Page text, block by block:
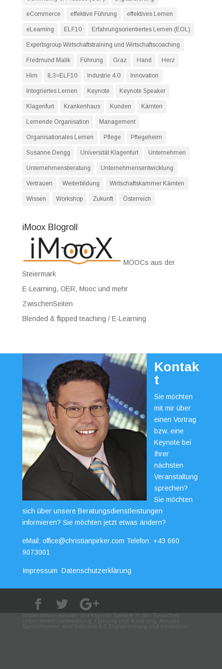
eCommerce effektive Führung effektives Lernen
eLearning ELF10 Erfahrungsorientiertes Lernen (EOL)
Expertsgroup Wirtschaftstraining und Wirtschaftscoaching
Fredmund Malik Führung Graz Hand Herz
Hirn IL3=ELF10 Industrie 4.0 Innovation
Integriertes Lernen Keynote Keynote Speaker
Klagenfurt Krankenhaus Kunden Kärnten
Lernende Organisation Management
Organisationales Lernen Pflege Pflegeheim
Susanne Dengg Universität Klagenfurt Unternehmen
Unternehmensberatung Unternehmensentwicklung
Vertrauen Weiterbildung Wirtschaftskammer Kärnten
Wissen Workshop Zukunft Österreich
iMoox Blogroll
MOOCs aus der
Steiermark
E-Learning, OER, Mooc und mehr
ZwischenSeiten
Blended & flipped teaching / E-Learning
Kontak
t
Sie möchten
mit mir über
einen Vortrag
bzw. eine
Keynote bei
Ihrer
nächsten
Veranstaltung
sprechen?
Sie möchten
sich über unsere Beratungsdienstleistungen
informieren? Sie möchten jetzt etwas ändern?
eMail: office@christianpirker.com Telefon: +43 660
9073001
Impressum Datenschutzerklärung
Unternehmensberater und Keynote Speaker in den Bereichen
Unternehmensentwicklung, Führung und eLearning. Aktuelle
Spezialthemen sind Industrie 4.0, Digitalisierung und Innovation.